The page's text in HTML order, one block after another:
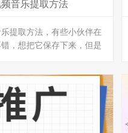
音乐提取方法
提取方法，有些小伙伴在
，想把它保存下来，但是
录音机去录音，播放短视
。但外录的方式无法控制
给原音相比。